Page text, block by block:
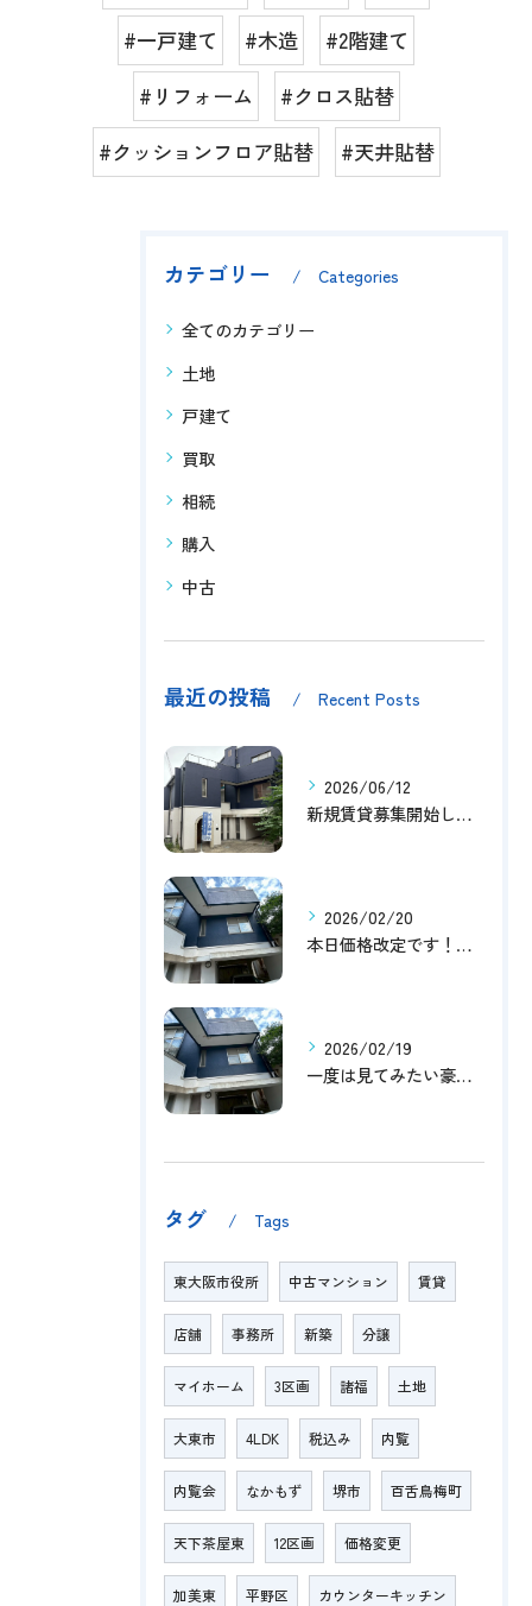
#一戸建て
#木造
#2階建て
#リフォーム
#クロス貼替
#クッションフロア貼替
#天井貼替
カテゴリー Categories
全てのカテゴリー
土地
戸建て
買取
相続
購入
中古
最近の投稿 Recent Posts
2026/06/12
新規賃貸募集開始しました！
2026/02/20
本日価格改定です！！このチャンスお見逃しなく！！！
2026/02/19
一度は見てみたい豪邸！！内覧受付中です～☆
タグ Tags
東大阪市役所 中古マンション 賃貸
店舗 事務所 新築 分譲
マイホーム 3区画 諸福 土地
大東市 4LDK 税込み 内覧
内覧会 なかもず 堺市 百舌鳥梅町
天下茶屋東 12区画 価格変更
加美東 平野区 カウンターキッチン